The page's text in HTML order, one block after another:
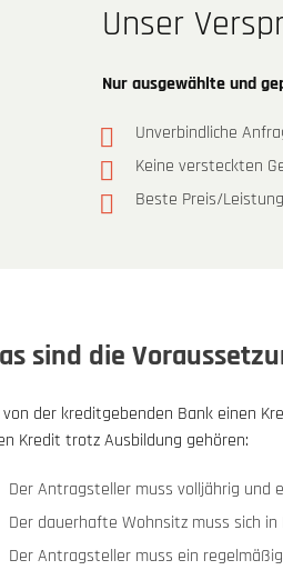
Unser
Nur ausgewählte und
Unverbindliche
Keine versteckten
Beste Preis/Leistung
sind die
von der kreditgebenden Bank einen
Kredit trotz Ausbildung gehören:
Der Antragsteller muss volljährig und
Der dauerhafte Wohnsitz muss sich
Der Antragsteller muss ein